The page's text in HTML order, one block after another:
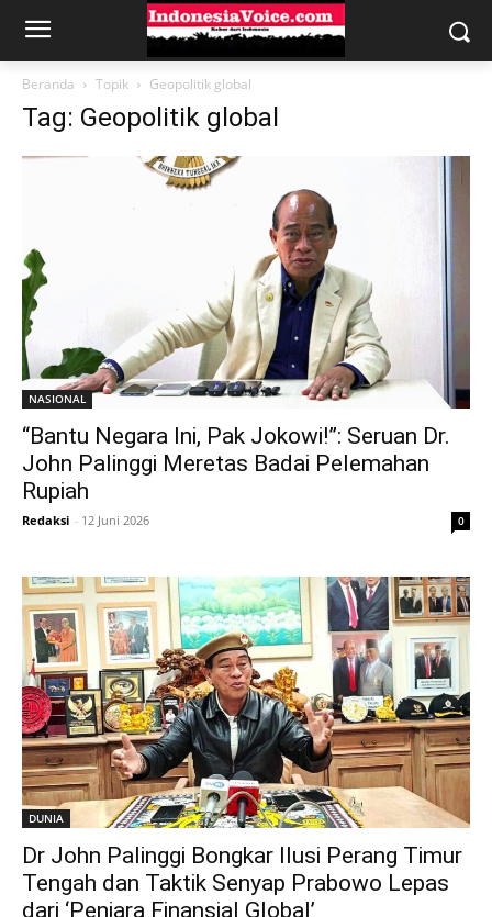
Beranda Topik Geopolitik global
Tag: Geopolitik global
NASIONAL
“Bantu Negara Ini, Pak Jokowi!”: Seruan Dr.
John Palinggi Meretas Badai Pelemahan
Rupiah
Redaksi - 12 Juni 2026 0
DUNIA
Dr John Palinggi Bongkar Ilusi Perang Timur
Tengah dan Taktik Senyap Prabowo Lepas
dari ‘Penjara Finansial Global’